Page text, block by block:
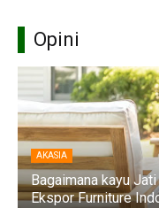
Opini
AKASIA
Bagaimana kayu
Ekspor Furniture